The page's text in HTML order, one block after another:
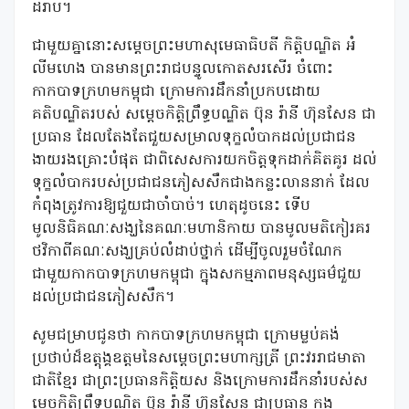
ដរាប។
ជាមួយគ្នានោះសម្តេចព្រះមហាសុមេធាធិបតី កិត្តិបណ្ឌិត អំ
លីមហេង បានមានព្រះរាជបន្ទូលកោតសរសើរ ចំពោះ
កាកបាទក្រហមកម្ពុជា ក្រោមការដឹកនាំប្រកបដោយ
គតិបណ្ឌិតរបស់ សម្តេចកិត្តិព្រឹទ្ធបណ្ឌិត ប៊ុន រ៉ានី ហ៊ុនសែន ជា
ប្រធាន ដែលតែងតែជួយសម្រាលទុក្ខលំបាកដល់ប្រជាជន
ងាយរងគ្រោះបំផុត ជាពិសេសការយកចិត្តទុកដាក់គិតគូរ ដល់
ទុក្ខលំបាករបស់ប្រជាជនភៀសសឹកជាងកន្លះលាននាក់ ដែល
កំពុងត្រូវការឱ្យជួយជាចាំបាច់។ ហេតុដូចនេះ ទើប
មូលនិធិគណៈសង្ឃនៃគណៈមហានិកាយ បានមូលមតិកៀរគរ
ថវិកាពីគណៈសង្ឃគ្រប់លំដាប់ថ្នាក់ ដើម្បីចូលរួមចំណែក
ជាមួយកាកបាទក្រហមកម្ពុជា ក្នុងសកម្មភាពមនុស្សធម៌ជួយ
ដល់ប្រជាជនភៀសសឹក។
សូមជម្រាបជូនថា កាកបាទក្រហមកម្ពុជា ក្រោមម្លប់គង់
ប្រថាប់ដ៏ឧត្តុង្គឧត្តមនៃសម្តេចព្រះមហាក្សត្រី ព្រះវររាជមាតា
ជាតិខ្មែរ ជាព្រះប្រធានកិត្តិយស និងក្រោមការដឹកនាំរបស់ស